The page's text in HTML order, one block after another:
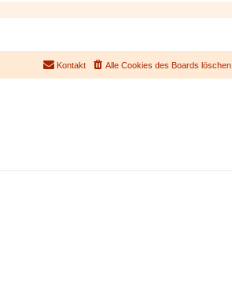
Alle Cookies des Boards löschen
Kontakt